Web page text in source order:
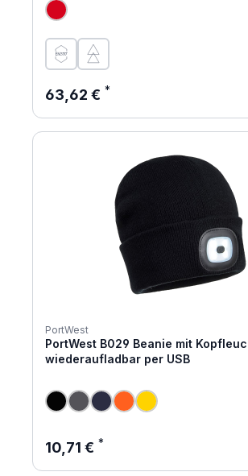
Regulärer Preis:
63,62 €
PortWest
PortWest B029 Beanie mit
wiederaufladbar per USB
Regulärer Preis:
10,71 €